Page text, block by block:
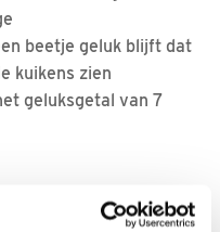
beetje geluk blijft dat
kuikens zien
geluksgetal van 7